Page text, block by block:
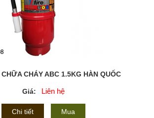
CHÁY ABC 1.5KG HÀN QUỐC
Giá: Liên hệ
Chi tiết Mua